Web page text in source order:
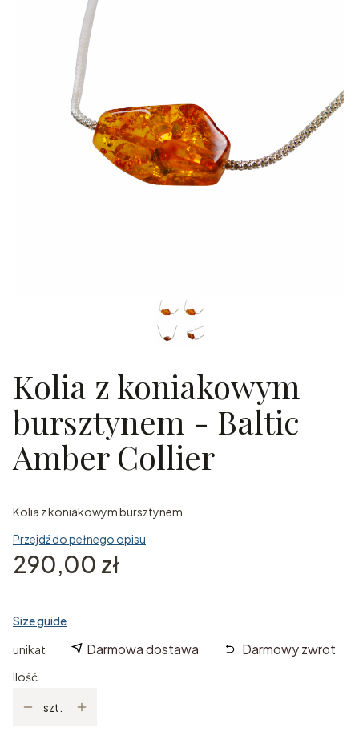
Kolia z koniakowym
bursztynem - Baltic
Amber Collier
Kolia z koniakowym bursztynem
Przejdź do pełnego opisu
Cena
290,00 zł
Size guide
unikat
Darmowa dostawa Darmowy zwrot
Ilość
szt.